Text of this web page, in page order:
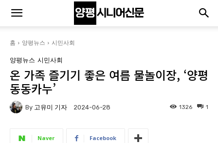
홈 양평뉴스 시민사회
양평뉴스 시민사회
온 가족 즐기기 좋은 여름 물놀이장, ‘양평
동동카누’
By 고유미 기자 2024-06-28 1
1326
Naver Facebook